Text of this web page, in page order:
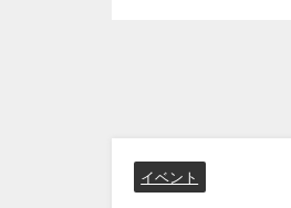
イベント